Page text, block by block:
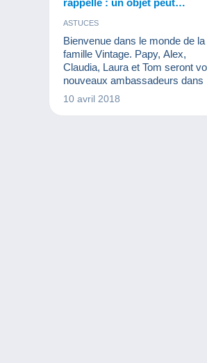
collections !
ASTUCES
Bienvenue dans le monde de la
famille Vintage. Papy, Alex,
Claudia, Laura et Tom seront
nouveaux ambassadeurs dans
monde de la collection. Chaque
10 avril 2018